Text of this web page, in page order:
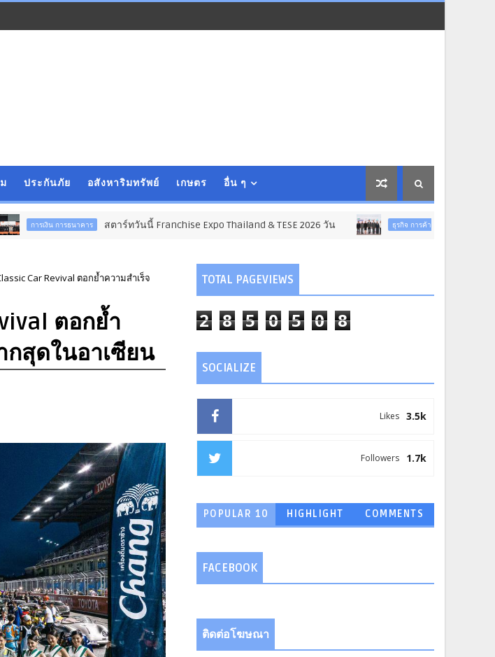
ประกันภัย อสังหาริมทรัพย์ เกษตร อื่น ๆ
ธนาคาร สตาร์ทวันนี้ Franchise Expo Thailand & TESE 2026 วัน ธุรกิจ การค้า การลงทุน อินฟอร์มา มาร์เก็ต
Car Revival ตอกย้ำความสำเร็จ
ตอกย้ำ
กสุดในอาเซียน
TOTAL PAGEVIEWS
2 8 5 0 5 0 8
SOCIALIZE
3.5k
Likes
1.7k
Followers
POPULAR 10 HIGHLIGHT COMMENTS
FACEBOOK
ติดต่อโฆษณา